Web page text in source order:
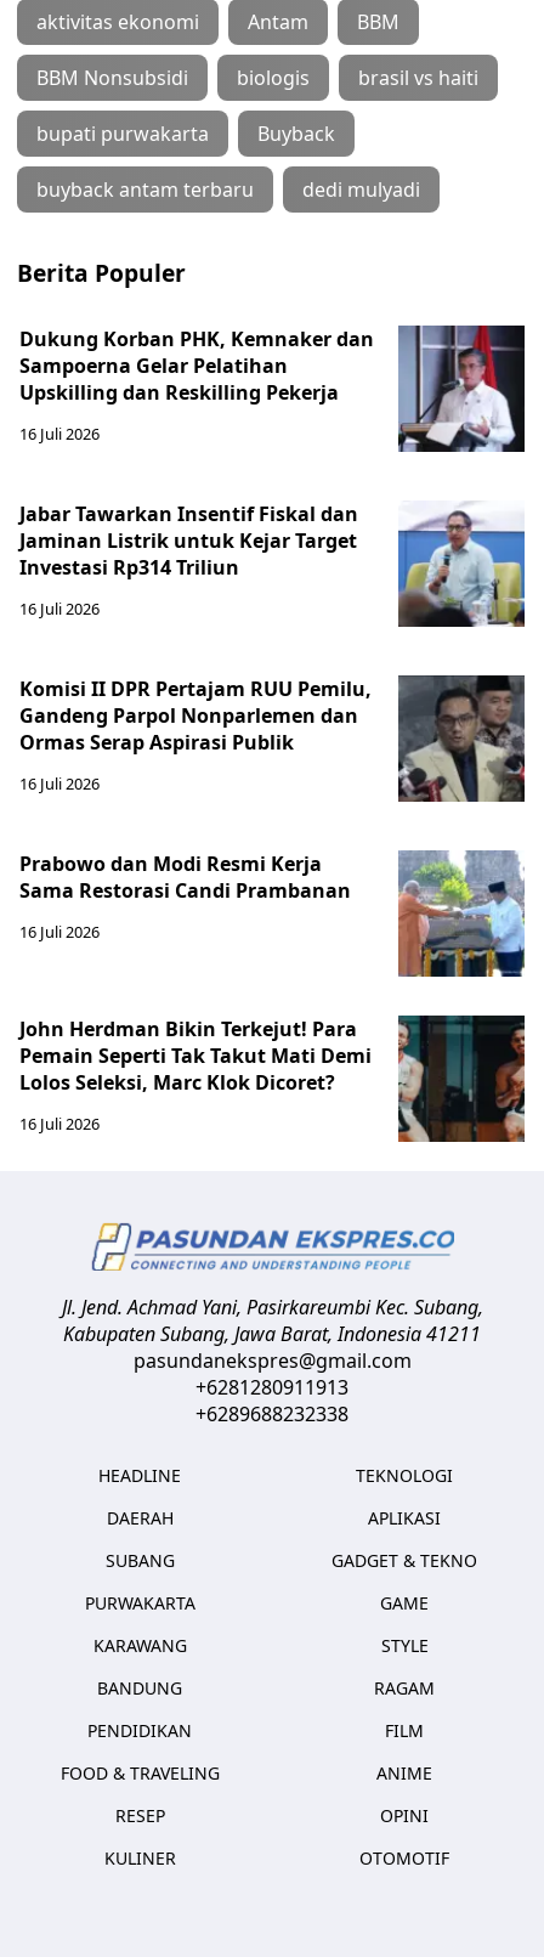
aktivitas ekonomi Antam BBM
BBM Nonsubsidi biologis brasil vs haiti
bupati purwakarta Buyback
buyback antam terbaru dedi mulyadi
Berita Populer
Dukung Korban PHK, Kemnaker dan
Sampoerna Gelar Pelatihan
Upskilling dan Reskilling Pekerja
16 Juli 2026
Jabar Tawarkan Insentif Fiskal dan
Jaminan Listrik untuk Kejar Target
Investasi Rp314 Triliun
16 Juli 2026
Komisi II DPR Pertajam RUU Pemilu,
Gandeng Parpol Nonparlemen dan
Ormas Serap Aspirasi Publik
16 Juli 2026
Prabowo dan Modi Resmi Kerja
Sama Restorasi Candi Prambanan
16 Juli 2026
John Herdman Bikin Terkejut! Para
Pemain Seperti Tak Takut Mati Demi
Lolos Seleksi, Marc Klok Dicoret?
16 Juli 2026
Jl. Jend. Achmad Yani, Pasirkareumbi Kec. Subang,
Kabupaten Subang, Jawa Barat,Indonesia41211
pasundanekspres@gmail.com
+6281280911913
+6289688232338
HEADLINE
DAERAH
SUBANG
PURWAKARTA
KARAWANG
BANDUNG
PENDIDIKAN
FOOD & TRAVELING
RESEP
KULINER
TEKNOLOGI
APLIKASI
GADGET & TEKNO
GAME
STYLE
RAGAM
FILM
ANIME
OPINI
OTOMOTIF